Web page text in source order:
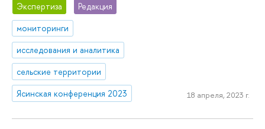
Экспертиза
Редакция
мониторинги
исследования и аналитика
сельские территории
Ясинская конференция 2023
18 апреля, 2023 г.